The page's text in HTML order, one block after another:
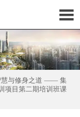

慧与修身之道 —— 集
项目第二期培训班课